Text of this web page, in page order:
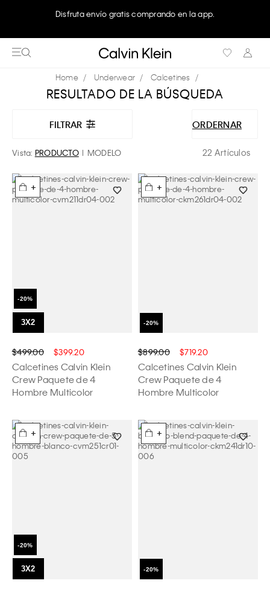
Disfruta envío gratis comprando en la app.
Underwear Calcetines
RESULTADO DE LA BÚSQUEDA
FILTRAR ORDERNAR
Vista: PRODUCTO MODELO 22 Artículos
+
$499.00 $399.20
Calcetines Calvin Klein
Crew Paquete de 4
Hombre Multicolor
+
$899.00 $719.20
Calcetines Calvin Klein
Crew Paquete de 4
Hombre Multicolor
+ +